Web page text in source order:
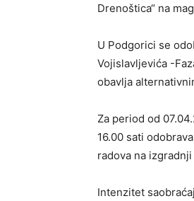
Drenoštica“ na
U Podgorici se
Vojislavljevića -
obavlja
Za period od
16.00 sati
radova na
Intenzitet